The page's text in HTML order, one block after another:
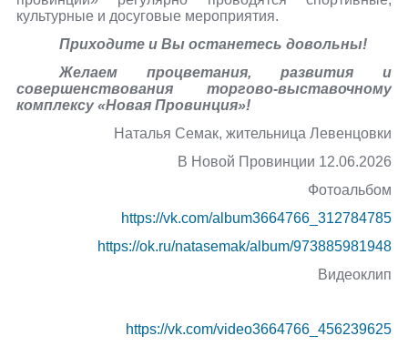
культурные и досуговые мероприятия.
Приходите и Вы останетесь довольны!
Желаем процветания, развития и
совершенствования торгово-выставочному
комплексу «Новая Провинция»!
Наталья Семак, жительница Левенцовки
В Новой Провинции 12.06.2026
Фотоальбом
https://vk.com/album3664766_312784785
https://ok.ru/natasemak/album/973885981948
Видеоклип
https://vk.com/video3664766_456239625